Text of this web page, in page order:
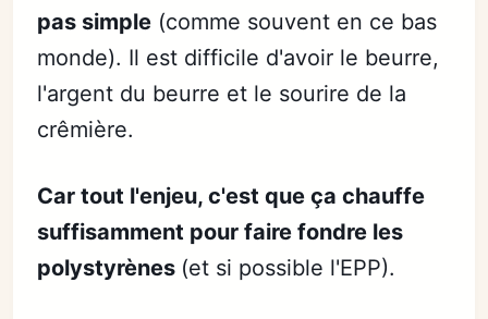
pas simple (comme souvent en ce bas
monde). Il est difficile d'avoir le beurre,
l'argent du beurre et le sourire de la
crêmière.
Car tout l'enjeu, c'est que ça chauffe
suffisamment pour faire fondre les
polystyrènes (et si possible l'EPP).